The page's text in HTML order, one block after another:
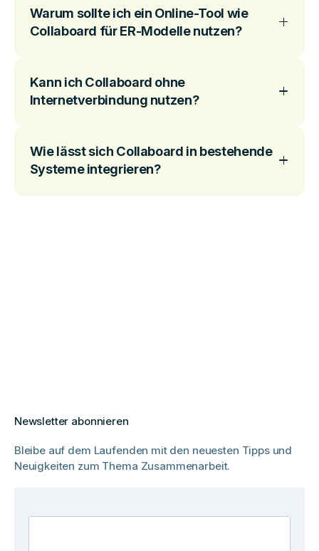
Warum sollte ich ein Online-Tool wie
Collaboard für ER-Modelle nutzen?
Kann ich Collaboard ohne
Internetverbindung nutzen?
Wie lässt sich Collaboard in bestehende
Systeme integrieren?
Newsletter abonnieren
Bleibe auf dem Laufenden mit den neuesten Tipps und
Neuigkeiten zum Thema Zusammenarbeit.